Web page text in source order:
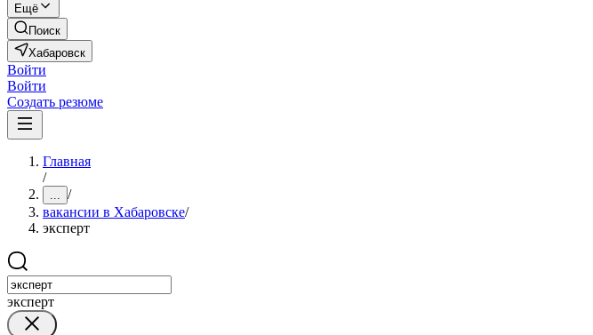
Ещё
Поиск
Хабаровск
Войти
Войти
Создать резюме
Главная
/
... /
вакансии в Хабаровске/
эксперт
эксперт